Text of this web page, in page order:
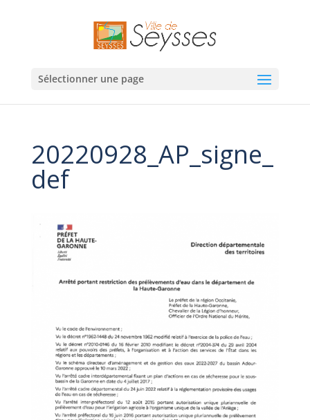
Sélectionner une page
20220928_AP_signe_
def